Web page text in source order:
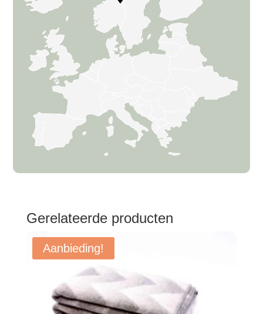
Gerelateerde producten
Aanbieding!